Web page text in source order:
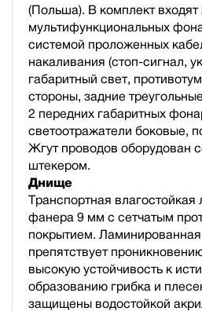
(Польша). В комплект входят
мультифункциональных
cистемой проложенных
накаливания (стоп-сигнал,
габаритный свет,
стороны, задние
2 передних габаритных
светоотражатели боковые,
Жгут проводов оборудован
штекером.
Днище
Транспортная
фанера 9 мм с сетчатым
покрытием.
препятствует
высокую устойчивость к
образованию грибка и
защищены водостойкой